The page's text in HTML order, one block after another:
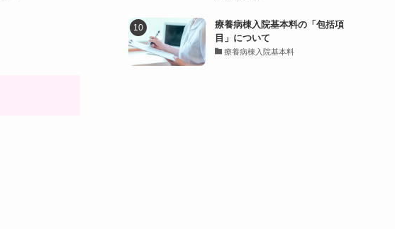
療養病棟入院基本料の「包括項
目」について
療養病棟入院基本料